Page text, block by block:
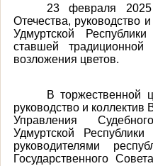
23 февраля
Отечества, руководство
Удмуртской
ставшей традиционной
возложения цветов.
В торжественной
руководство и коллектив
Управления
Удмуртской
руководителями
Государственного